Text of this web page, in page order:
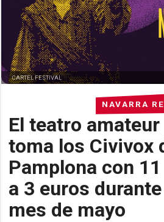
NAVARRA
El teatro
toma los Civivox
Pamplona con
a 3 euros
mes de mayo
CARTEL FESTIVAL